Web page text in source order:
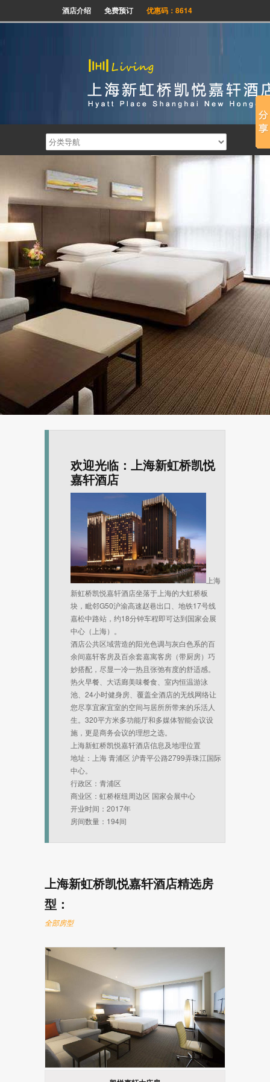
酒店介绍 免费预订 优惠码：8614
欢迎光临：上海新虹桥凯悦
嘉轩酒店
上海
新虹桥凯悦嘉轩酒店坐落于上海的大虹桥板
块，毗邻G50沪渝高速赵巷出口、地铁17号线
嘉松中路站，约18分钟车程即可达到国家会展
中心（上海）。
酒店公共区域营造的阳光色调与灰白色系的百
余间嘉轩客房及百余套嘉寓客房（带厨房）巧
妙搭配，尽显一冷一热且张弛有度的舒适感。
热火早餐、大话廊美味餐食、室内恒温游泳
池、24小时健身房、覆盖全酒店的无线网络让
您尽享宜家宜室的空间与居所所带来的乐活人
生。320平方米多功能厅和多媒体智能会议设
施，更是商务会议的理想之选。
上海新虹桥凯悦嘉轩酒店信息及地理位置
地址：上海 青浦区 沪青平公路2799弄珠江国际
中心。
行政区：青浦区
商业区：虹桥枢纽周边区 国家会展中心
开业时间：2017年
房间数量：194间
上海新虹桥凯悦嘉轩酒店精选房
型：
全部房型